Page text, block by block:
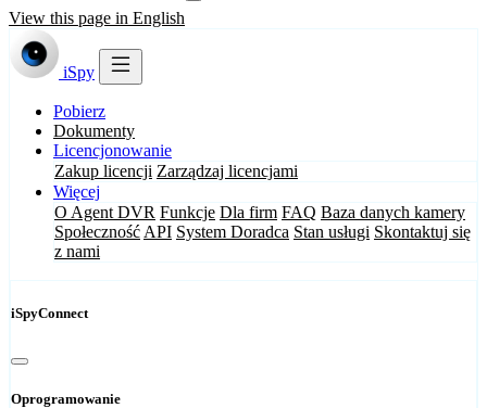
View this page in English
iSpy
Pobierz
Dokumenty
Licencjonowanie
Zakup licencji Zarządzaj licencjami
Więcej
O Agent DVR Funkcje Dla firm FAQ Baza danych kamery
Społeczność API System Doradca Stan usługi Skontaktuj się
z nami
iSpyConnect
Oprogramowanie